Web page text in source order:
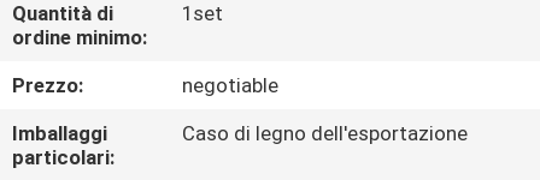
CONTROLLO
DI
QUALITÀ
Quantità di
ordine minimo:
1set
Prezzo:
negotiable
Imballaggi
particolari:
Caso di legno dell'esportazione